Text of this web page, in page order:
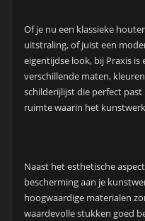
Of je nu een klassieke
uitstraling, of juist een
eigentijdse look, bij Praxis
verschillende maten,
schilderijlijst die perfect
ruimte waarin het
Naast het esthetische
bescherming aan je
hoogwaardige materialen
waardevolle stukken goed